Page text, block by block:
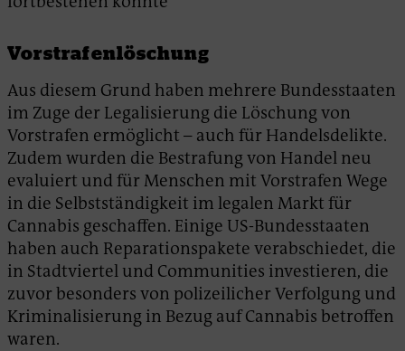
Vorstrafenlöschung
Aus diesem Grund haben mehrere Bundesstaaten
im Zuge der Legalisierung die Löschung von
Vorstrafen ermöglicht – auch für Handelsdelikte.
Zudem wurden die Bestrafung von Handel neu
evaluiert und für Menschen mit Vorstrafen Wege
in die Selbstständigkeit im legalen Markt für
Cannabis geschaffen. Einige US-Bundesstaaten
haben auch Reparationspakete verabschiedet, die
in Stadtviertel und Communities investieren, die
zuvor besonders von polizeilicher Verfolgung und
Kriminalisierung in Bezug auf Cannabis betroffen
waren.